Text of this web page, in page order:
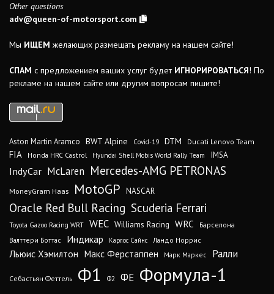
Other questions
adv@queen-of-motorsport.com
Мы ИЩЕМ желающих размещать рекламу на нашем сайте!
СПАМ с предложением ваших услуг будет ИГНОРИРОВАТЬСЯ! По
рекламе на нашем сайте или другим вопросам пишите!
Aston Martin Aramco BWT Alpine Covid-19 DTM Ducati Lenovo Team
FIA Honda HRC Castrol Hyundai Shell Mobis World Rally Team IMSA
IndyCar McLaren Mercedes-AMG PETRONAS
MoneyGram Haas MotoGP NASCAR
Oracle Red Bull Racing Scuderia Ferrari
Toyota Gazoo Racing WRT WEC Williams Racing WRC
Барселона
Валттери Боттас
Индикар Карлос Сайнс Ландо Норрис
Льюис Хэмилтон Макс Ферстаппен Марк Маркес Ралли
Себастьян Феттель Ф1 Ф2 ФЕ Формула-1